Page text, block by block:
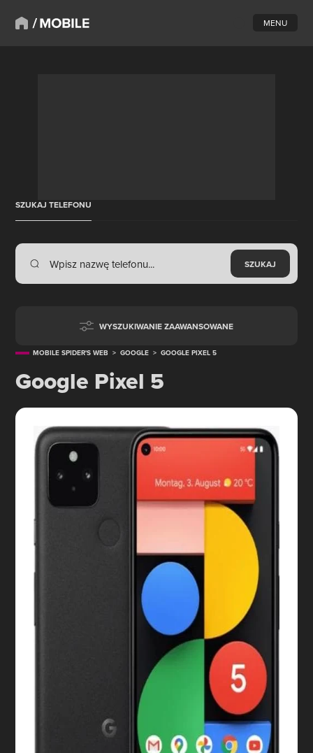
MENU
SZUKAJ TELEFONU
SZUKAJ
WYSZUKIWANIE ZAAWANSOWANE
MOBILE SPIDER'S WEB >GOOGLE >GOOGLE PIXEL 5
Google Pixel 5